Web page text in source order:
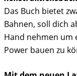
Das Buch bietet
Bahnen, soll dich
Hand nehmen um
Power bauen zu